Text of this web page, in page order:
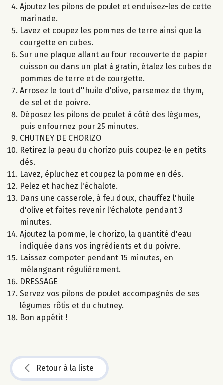
Ajoutez les pilons de poulet et enduisez-les de cette
marinade.
Lavez et coupez les pommes de terre ainsi que la
courgette en cubes.
Sur une plaque allant au four recouverte de papier
cuisson ou dans un plat à gratin, étalez les cubes de
pommes de terre et de courgette.
Arrosez le tout d''huile d'olive, parsemez de thym,
de sel et de poivre.
Déposez les pilons de poulet à côté des légumes,
puis enfournez pour 25 minutes.
CHUTNEY DE CHORIZO
Retirez la peau du chorizo puis coupez-le en petits
dés.
Lavez, épluchez et coupez la pomme en dés.
Pelez et hachez l'échalote.
Dans une casserole, à feu doux, chauffez l'huile
d'olive et faites revenir l'échalote pendant 3
minutes.
Ajoutez la pomme, le chorizo, la quantité d'eau
indiquée dans vos ingrédients et du poivre.
Laissez compoter pendant 15 minutes, en
mélangeant régulièrement.
DRESSAGE
Servez vos pilons de poulet accompagnés de ses
légumes rôtis et du chutney.
Bon appétit !
Retour à la liste